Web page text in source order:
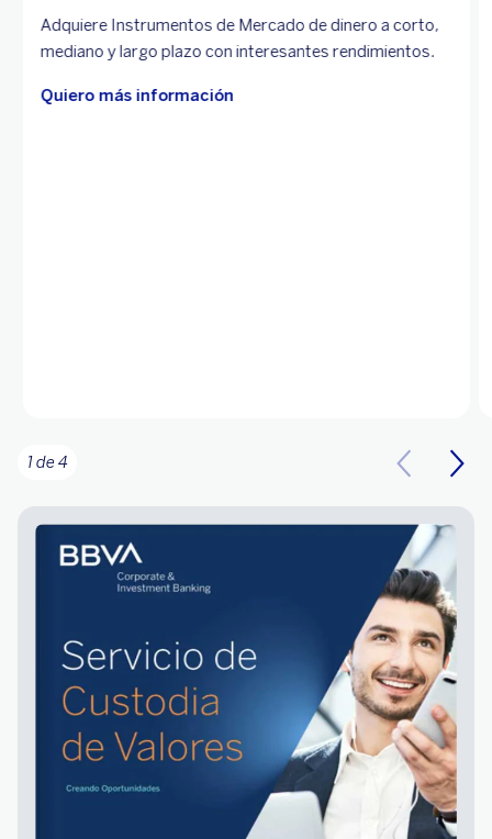
Adquiere Instrumentos de Mercado de dinero a corto,
mediano y largo plazo con interesantes rendimientos.
Quiero más información
1 de 4